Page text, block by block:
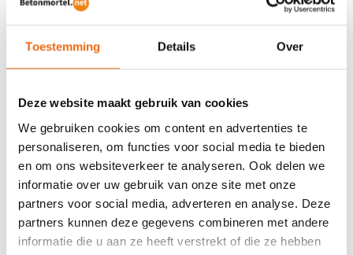
Toestemming Details Over
Deze website maakt gebruik van cookies
We gebruiken cookies om content en advertenties te
personaliseren, om functies voor social media te bieden
en om ons websiteverkeer te analyseren. Ook delen we
informatie over uw gebruik van onze site met onze
partners voor social media, adverteren en analyse. Deze
partners kunnen deze gegevens combineren met andere
informatie die u aan ze heeft verstrekt of die ze hebben
BETON BESTELLEN IN
AARTSWOUD
Ben je op zoek naar een leverancier bij jou in de buurt die
goedkoop beton kan storten in Aartswoud? Dan ben je bij
Regelmatig nieuwe prijzen